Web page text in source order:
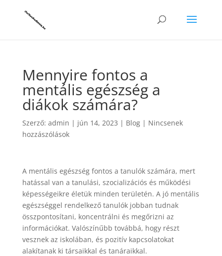
Mennyire fontos a
mentális egészség a
diákok számára?
Szerző: admin | jún 14, 2023 | Blog| Nincsenek
hozzászólások
A mentális egészség fontos a tanulók számára, mert
hatással van a tanulási, szocializációs és működési
képességeikre életük minden területén. A jó mentális
egészséggel rendelkező tanulók jobban tudnak
összpontosítani, koncentrálni és megőrizni az
információkat. Valószínűbb továbbá, hogy részt
vesznek az iskolában, és pozitív kapcsolatokat
alakítanak ki társaikkal és tanáraikkal.